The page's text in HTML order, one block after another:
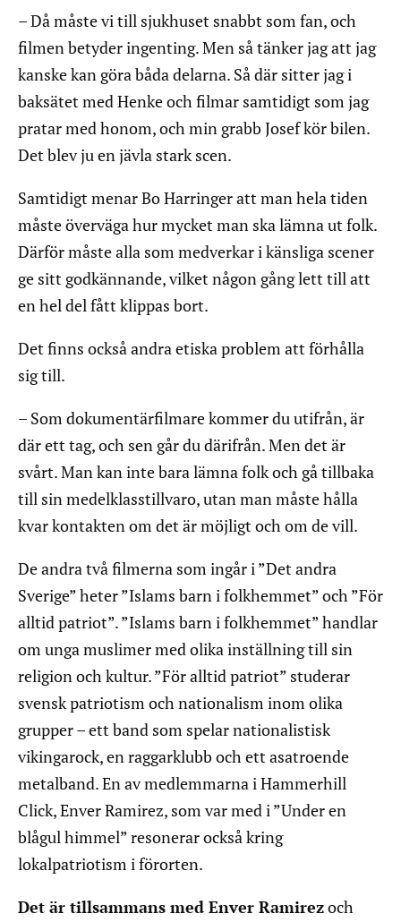
– Då måste vi till sjukhuset snabbt som fan, och
filmen betyder ingenting. Men så tänker jag att jag
kanske kan göra båda delarna. Så där sitter jag i
baksätet med Henke och filmar samtidigt som jag
pratar med honom, och min grabb Josef kör bilen.
Det blev ju en jävla stark scen.
Samtidigt menar Bo Harringer att man hela tiden
måste överväga hur mycket man ska lämna ut folk.
Därför måste alla som medverkar i känsliga scener
ge sitt godkännande, vilket någon gång lett till att
en hel del fått klippas bort.
Det finns också andra etiska problem att förhålla
sig till.
– Som dokumentärfilmare kommer du utifrån, är
där ett tag, och sen går du därifrån. Men det är
svårt. Man kan inte bara lämna folk och gå tillbaka
till sin medelklasstillvaro, utan man måste hålla
kvar kontakten om det är möjligt och om de vill.
De andra två filmerna som ingår i ”Det andra
Sverige” heter ”Islams barn i folkhemmet” och ”För
alltid patriot”. ”Islams barn i folkhemmet” handlar
om unga muslimer med olika inställning till sin
religion och kultur. ”För alltid patriot” studerar
svensk patriotism och nationalism inom olika
grupper – ett band som spelar nationalistisk
vikingarock, en raggarklubb och ett asatroende
metalband. En av medlemmarna i Hammerhill
Click, Enver Ramirez, som var med i ”Under en
blågul himmel” resonerar också kring
lokalpatriotism i förorten.
Det är tillsammans med Enver Ramirezoch